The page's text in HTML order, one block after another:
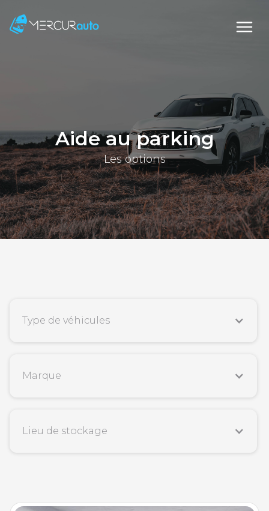
Aide au parking
Les options
Type de véhicules
Marque
Lieu de stockage